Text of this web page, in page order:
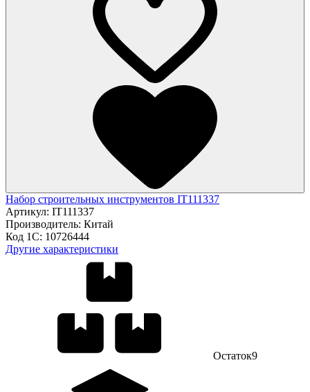
Набор строительных инструментов IT111337
Артикул: IT111337
Производитель: Китай
Код 1С: 10726444
Другие характеристики
Остаток9